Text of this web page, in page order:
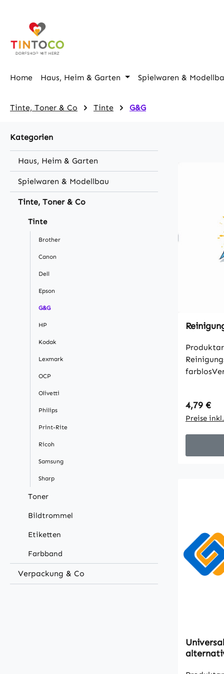
Home Haus, Heim & Garten Spielwaren &
Tinte, Toner & Co Tinte G&G
Kategorien
Haus, Heim & Garten
Spielwaren & Modellbau
Tinte, Toner & Co
Tinte
Brother
Canon
Dell
Epson
G&G
HP
Kodak
Lexmark
OCP
Olivetti
Philips
Print-Rite
Ricoh
Samsung
Sharp
Toner
Bildtrommel
Etiketten
Farbband
Verpackung & Co
4,79 €
Preise